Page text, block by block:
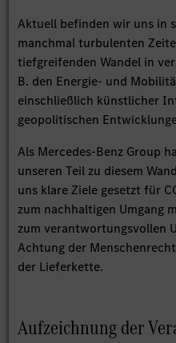
Aktuell befinden wir uns in
manchmal turbulenten
tiefgreifenden Wandel in
B. den Energie- und
einschließlich künstlicher
geopolitischen
Als Mercedes-Benz Group
unseren Teil zu diesem
uns klare Ziele gesetzt für
zum nachhaltigen Umgang
zum verantwortungsvollen
Achtung der
der Lieferkette.
Aufzeichnung der